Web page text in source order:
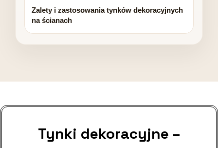
Zalety i zastosowania tynków dekoracyjnych
na ścianach
Tynki dekoracyjne –